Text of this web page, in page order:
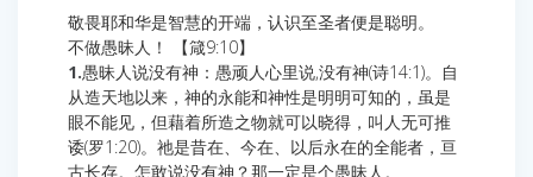
敬畏耶和华是智慧的开端，认识至圣者便是聪明。
不做愚昧人！ 【箴9:10】
1.愚昧人说没有神：愚顽人心里说,没有神(诗14:1)。自
从造天地以来，神的永能和神性是明明可知的，虽是
眼不能见，但藉着所造之物就可以晓得，叫人无可推
诿(罗1:20)。祂是昔在、今在、以后永在的全能者，亘
古长存。怎敢说没有神？那一定是个愚昧人。